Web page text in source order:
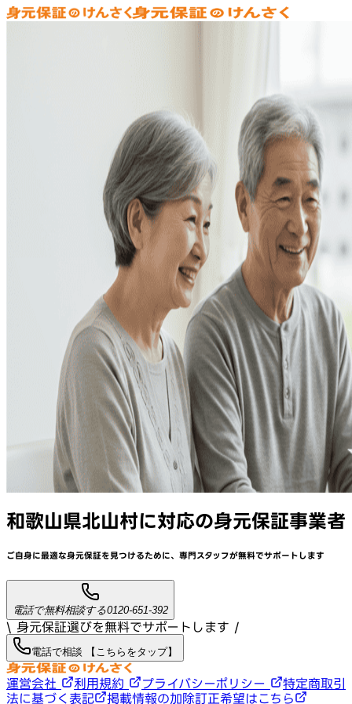
和歌山県北山村に対応の身元保証事業者
ご自身に最適な身元保証を見つけるために、 専門スタッフが無料でサポートします
電話で無料相談する0120-651-392
\ 身元保証選びを無料でサポートします /
電話で相談 【こちらをタップ】
運営会社 利用規約 プライバシーポリシー
特定商取引
法に基づく表記
掲載情報の加除訂正希望はこちら